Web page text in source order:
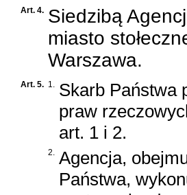
Art. 4. Siedzibą
miasto
Warszawa.
Art. 5. 1. Skarb Państwa
praw
art. 1 i 2.
2. Agencja,
Państwa,